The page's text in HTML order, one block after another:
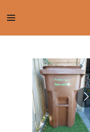
naar
hoofdinhoud